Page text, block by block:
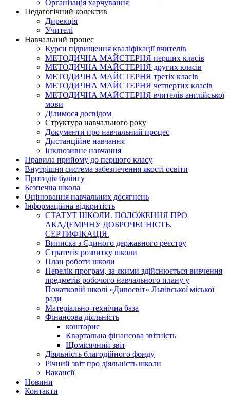
Організація харчування
Педагогічний колектив
Дирекція
Учителі
Навчальний процес
Курси підвищення кваліфікації вчителів
МЕТОДИЧНА МАЙСТЕРНЯ перших класів
МЕТОДИЧНА МАЙСТЕРНЯ других класів
МЕТОДИЧНА МАЙСТЕРНЯ третіх класів
МЕТОДИЧНА МАЙСТЕРНЯ четвертих класів
МЕТОДИЧНА МАЙСТЕРНЯ вчителів англійської
мови
Ділимося досвідом
Структура навчального року
Документи про навчальний процес
Дистанційне навчання
Інклюзивне навчання
Правила прийому до першого класу
Внутрішня система забезпечення якості освіти
Протидія булінгу
Безпечна школа
Оцінювання навчальних досягнень
Інформаційна відкритість
СТАТУТ ШКОЛИ. ПОЛОЖЕННЯ ПРО
АКАДЕМІЧНУ ДОБРОЧЕСНІСТЬ.
СЕРТИФІКАЦІЯ.
Виписка з Єдиного державного реєстру
Стратегія розвитку школи
План роботи школи
Перелік програм, за якими здійснюється вивчення
предметів робочого навчального плану у
Початковій школі «Дивосвіт» Львівської міської
ради
Матеріально-технічна база
Фінансова діяльність
кошторис
Квартальна фінансова звітність
Щомісячний звіт
Діяльність благодійного фонду
Річний звіт про діяльність школи
Вакансії
Новини
Контакти